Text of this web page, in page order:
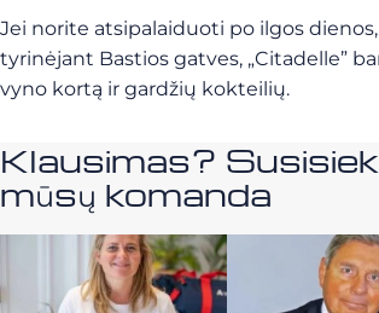
Jei norite atsipalaiduoti po ilgos
tyrinėjant Bastios gatves, „Citadelle”
vyno kortą ir gardžių kokteilių.
Klausimas?
mūsų komanda